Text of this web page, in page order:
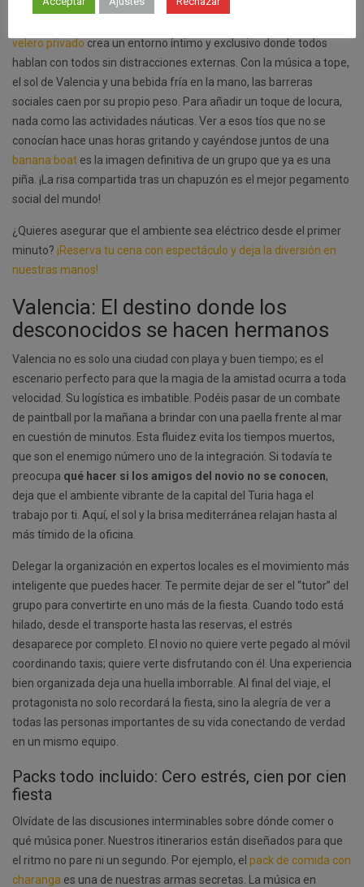
velero privado crea un entorno íntimo y exclusivo donde todos
hablan con todos sin distracciones externas. Con la música a tope,
el sol de Valencia y una bebida fría en la mano, las barreras
sociales caen por su propio peso. Para añadir un toque de locura,
nada como las actividades náuticas. Ver a esos tíos que no se
conocían hace unas horas gritando y cayéndose juntos de una
banana boat es la imagen definitiva de un grupo que ya es una
piña. ¡La risa compartida tras un chapuzón es el mejor pegamento
social del mundo!
¿Quieres asegurar que el ambiente sea eléctrico desde el primer
minuto? ¡Reserva tu cena con espectáculo y deja la diversión en
nuestras manos!
Valencia: El destino donde los
desconocidos se hacen hermanos
Valencia no es solo una ciudad con playa y buen tiempo; es el
escenario perfecto para que la magia de la amistad ocurra a toda
velocidad. Su logística es imbatible. Podéis pasar de un combate
de paintball por la mañana a brindar con una paella frente al mar
en cuestión de minutos. Esta fluidez evita los tiempos muertos,
que son el enemigo número uno de la integración. Si todavía te
preocupa qué hacer si los amigos del novio no se conocen,
deja que el ambiente vibrante de la capital del Turia haga el
trabajo por ti. Aquí, el sol y la brisa mediterránea relajan hasta al
más tímido de la oficina.
Delegar la organización en expertos locales es el movimiento más
inteligente que puedes hacer. Te permite dejar de ser el “tutor” del
grupo para convertirte en uno más de la fiesta. Cuando todo está
hilado, desde el transporte hasta las reservas, el estrés
desaparece por completo. El novio no quiere verte pegado al móvil
coordinando taxis; quiere verte disfrutando con él. Una experiencia
bien organizada deja una huella imborrable. Al final del viaje, el
protagonista no solo recordará la fiesta, sino la alegría de ver a
todas las personas importantes de su vida conectando de verdad
en un mismo equipo.
Packs todo incluido: Cero estrés, cien por cien
fiesta
Olvídate de las discusiones interminables sobre dónde comer o
qué música poner. Nuestros itinerarios están diseñados para que
el ritmo no pare ni un segundo. Por ejemplo, el pack de comida con
charanga es una de nuestras armas secretas. La música en